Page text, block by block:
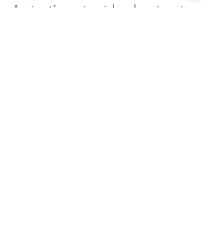
Aqui está um joguinho de origami, que